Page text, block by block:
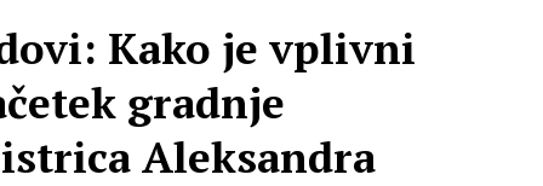
Kako je vplivni
gradnje
Aleksandra